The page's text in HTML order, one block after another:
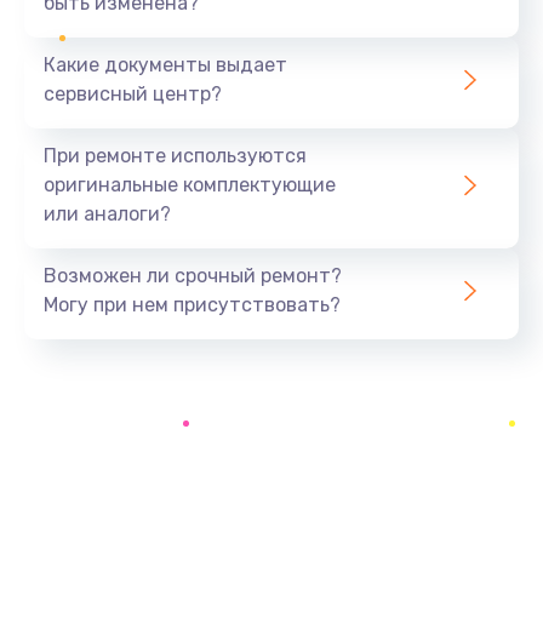
Замена системы охлаждения
Замена процессора
Заказать
Какие документы выдает
сервисный центр?
При ремонте используются
оригинальные комплектующие
или аналоги?
Возможен ли срочный ремонт?
Могу при нем присутствовать?